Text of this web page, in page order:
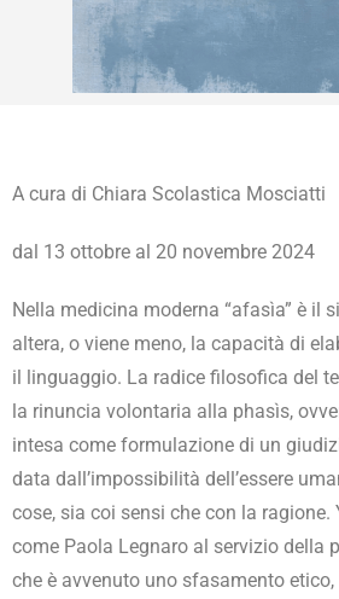
A cura di Chiara Scolastica Mosciatti
dal 13 ottobre al 20 novembre 2024
Nella medicina moderna “afasìa” è il
altera, o viene meno, la capacità di
il linguaggio. La radice filosofica del
la rinuncia volontaria alla phasìs,
intesa come formulazione di un
data dall’impossibilità dell’essere
cose, sia coi sensi che con la ragione.
come Paola Legnaro al servizio della
che è avvenuto uno sfasamento